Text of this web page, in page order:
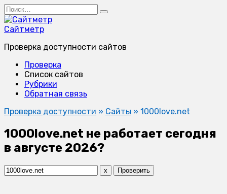
Перейти
к
содержанию
Search
for:
Сайтметр
Проверка доступности сайтов
Проверка
Список сайтов
Рубрики
Обратная связь
Проверка доступности » Сайты » 1000love.net
1000love.net не работает сегодня
в августе 2026?
x Проверить